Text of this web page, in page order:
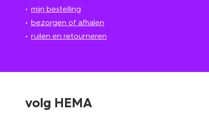
mijn bestelling
bezorgen of afhalen
ruilen en retourneren
volg HEMA